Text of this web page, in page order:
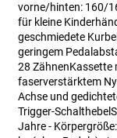
vorne/hinten: 160/
für kleine
geschmiedete
geringem
28 ZähnenKassette
faserverstärktem
Achse und
Trigger-
Jahre -